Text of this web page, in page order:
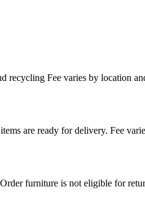
recycling Fee varies by location
are ready for delivery. Fee
furniture is not eligible for